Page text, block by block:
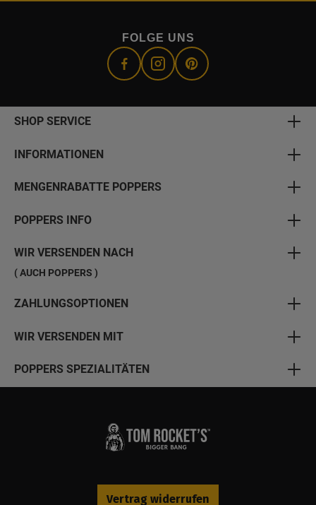
FOLGE UNS
SHOP SERVICE
INFORMATIONEN
MENGENRABATTE POPPERS
POPPERS INFO
WIR VERSENDEN NACH
( AUCH POPPERS )
ZAHLUNGSOPTIONEN
WIR VERSENDEN MIT
POPPERS SPEZIALITÄTEN
Vertrag widerrufen